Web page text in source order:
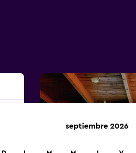
septiembre 2026